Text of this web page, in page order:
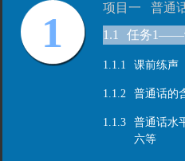
1
项目一 普通
1.1
任务1——
1.1.1 课前练声
1.1.2 普通话的
1.1.3
普通话水
六等